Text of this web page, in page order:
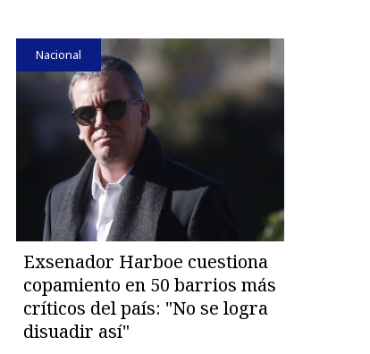
Nacional
Exsenador Harboe cuestiona
copamiento en 50 barrios más
críticos del país: "No se logra
disuadir así"